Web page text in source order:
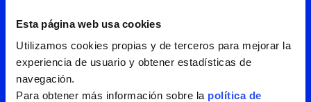
Esta página web usa cookies
Utilizamos cookies propias y de terceros para mejorar la
experiencia de usuario y obtener estadísticas de
navegación.
Para obtener más información sobre la política de